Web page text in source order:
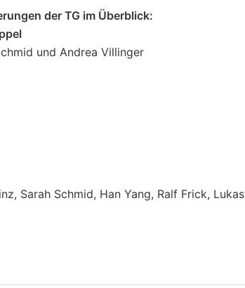
der TG im Überblick:
und Andrea Villinger
Sarah Schmid, Han Yang, Ralf Frick, Lukas